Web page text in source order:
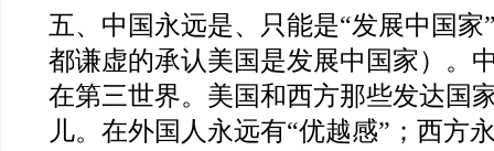
五、中国永远是、只能是“发展中国家
都谦虚的承认美国是发展中国家）。
在第三世界。美国和西方那些发达国
儿。在外国人永远有“优越感” ；西方